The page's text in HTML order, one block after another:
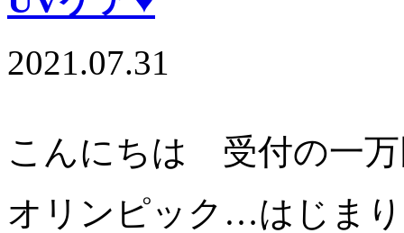
2021.07.31
こんにちは 受付の一
オリンピック…はじま